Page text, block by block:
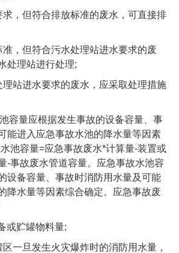
求，但符合排放标准的废水，可直接排
，但符合污水处理站进水要求的废
处理站进行处理;
站进水要求的废水，应采取处理措施
容量应根据发生事故的设备容量、事
能进入应急事故水池的降水量等因素
池容量=应急事故废水*计算量-装置或
-事故废水管道容量。应急事故水池容
设备容量、事故时消防用水量及可能
降水量等因素综合确定。应急事故废
或贮罐物料量;
一旦发生火灾爆炸时的消防用水量，